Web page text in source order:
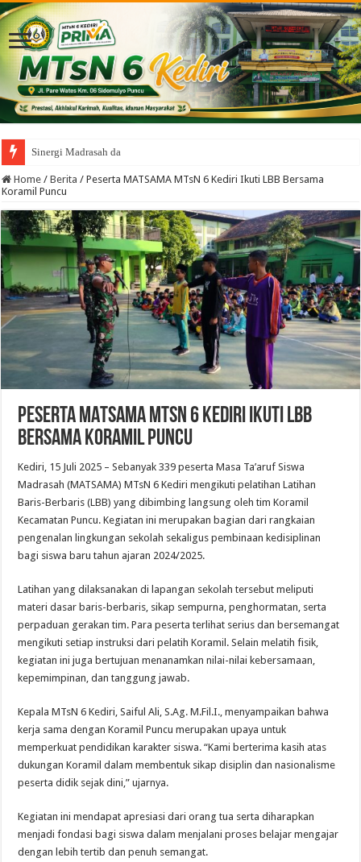
Sinergi Madrasah dan Wali Murid,
Home / Berita / Peserta MATSAMA MTsN 6 Kediri Ikuti LBB Bersama
Koramil Puncu
Peserta MATSAMA MTsN 6 Kediri Ikuti LBB
Bersama Koramil Puncu
Kediri, 15 Juli 2025 – Sebanyak 339 peserta Masa Ta’aruf Siswa
Madrasah (MATSAMA) MTsN 6 Kediri mengikuti pelatihan Latihan
Baris-Berbaris (LBB) yang dibimbing langsung oleh tim Koramil
Kecamatan Puncu. Kegiatan ini merupakan bagian dari rangkaian
pengenalan lingkungan sekolah sekaligus pembinaan kedisiplinan
bagi siswa baru tahun ajaran 2024/2025.
Latihan yang dilaksanakan di lapangan sekolah tersebut meliputi
materi dasar baris-berbaris, sikap sempurna, penghormatan, serta
perpaduan gerakan tim. Para peserta terlihat serius dan bersemangat
mengikuti setiap instruksi dari pelatih Koramil. Selain melatih fisik,
kegiatan ini juga bertujuan menanamkan nilai-nilai kebersamaan,
kepemimpinan, dan tanggung jawab.
Kepala MTsN 6 Kediri, Saiful Ali, S.Ag. M.Fil.I., menyampaikan bahwa
kerja sama dengan Koramil Puncu merupakan upaya untuk
memperkuat pendidikan karakter siswa. “Kami berterima kasih atas
dukungan Koramil dalam membentuk sikap disiplin dan nasionalisme
peserta didik sejak dini,” ujarnya.
Kegiatan ini mendapat apresiasi dari orang tua serta diharapkan
menjadi fondasi bagi siswa dalam menjalani proses belajar mengajar
dengan lebih tertib dan penuh semangat.